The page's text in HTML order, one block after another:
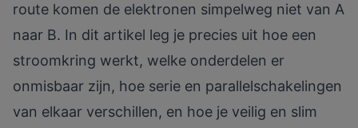
route komen de elektronen simpelweg niet van A
naar B. In dit artikel leg je precies uit hoe een
stroomkring werkt, welke onderdelen er
onmisbaar zijn, hoe serie en parallelschakelingen
van elkaar verschillen, en hoe je veilig en slim